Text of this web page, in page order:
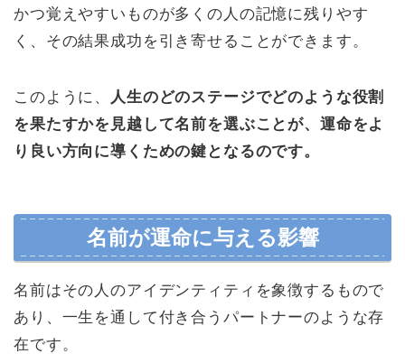
かつ覚えやすいものが多くの人の記憶に残りやす
く、その結果成功を引き寄せることができます。
このように、
人生のどのステージでどのような役割
を果たすかを見越して名前を選ぶことが、運命をよ
り良い方向に導くための鍵となるのです。
名前が運命に与える影響
名前はその人のアイデンティティを象徴するもので
あり、一生を通して付き合うパートナーのような存
在です。